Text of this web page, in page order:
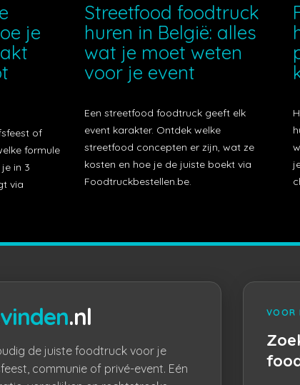
je
of
formule
in 3
via
Streetfood foodtruck
huren in België: alles
wat je moet weten
voor je event
Een streetfood foodtruck geeft elk
event karakter. Ontdek welke
streetfood concepten er zijn, wat ze
kosten en hoe je de juiste boekt via
Foodtruckbestellen.be.
vinden.nl
de juiste foodtruck voor je
communie of privé-event. Eén
VOOR